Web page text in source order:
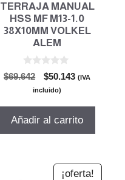
TERRAJA MANUAL
HSS MF M13-1.0
38X10MM VOLKEL
ALEM
0
d
$69.642
El
precio
era:
$50.143El(IVA
incluido)
Añadir al carrito
¡oferta!